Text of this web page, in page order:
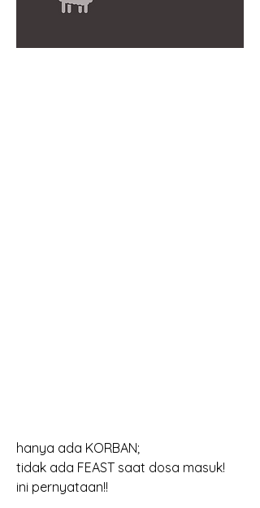
hanya ada KORBAN;
tidak ada FEAST saat dosa masuk!
ini pernyataan!!